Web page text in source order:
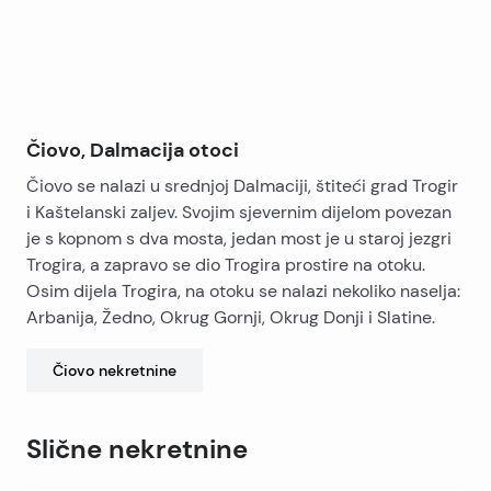
Čiovo, Dalmacija otoci
Čiovo se nalazi u srednjoj Dalmaciji, štiteći grad Trogir
i Kaštelanski zaljev. Svojim sjevernim dijelom povezan
je s kopnom s dva mosta, jedan most je u staroj jezgri
Trogira, a zapravo se dio Trogira prostire na otoku.
Osim dijela Trogira, na otoku se nalazi nekoliko naselja:
Arbanija, Žedno, Okrug Gornji, Okrug Donji i Slatine.
Čiovo nekretnine
Slične nekretnine